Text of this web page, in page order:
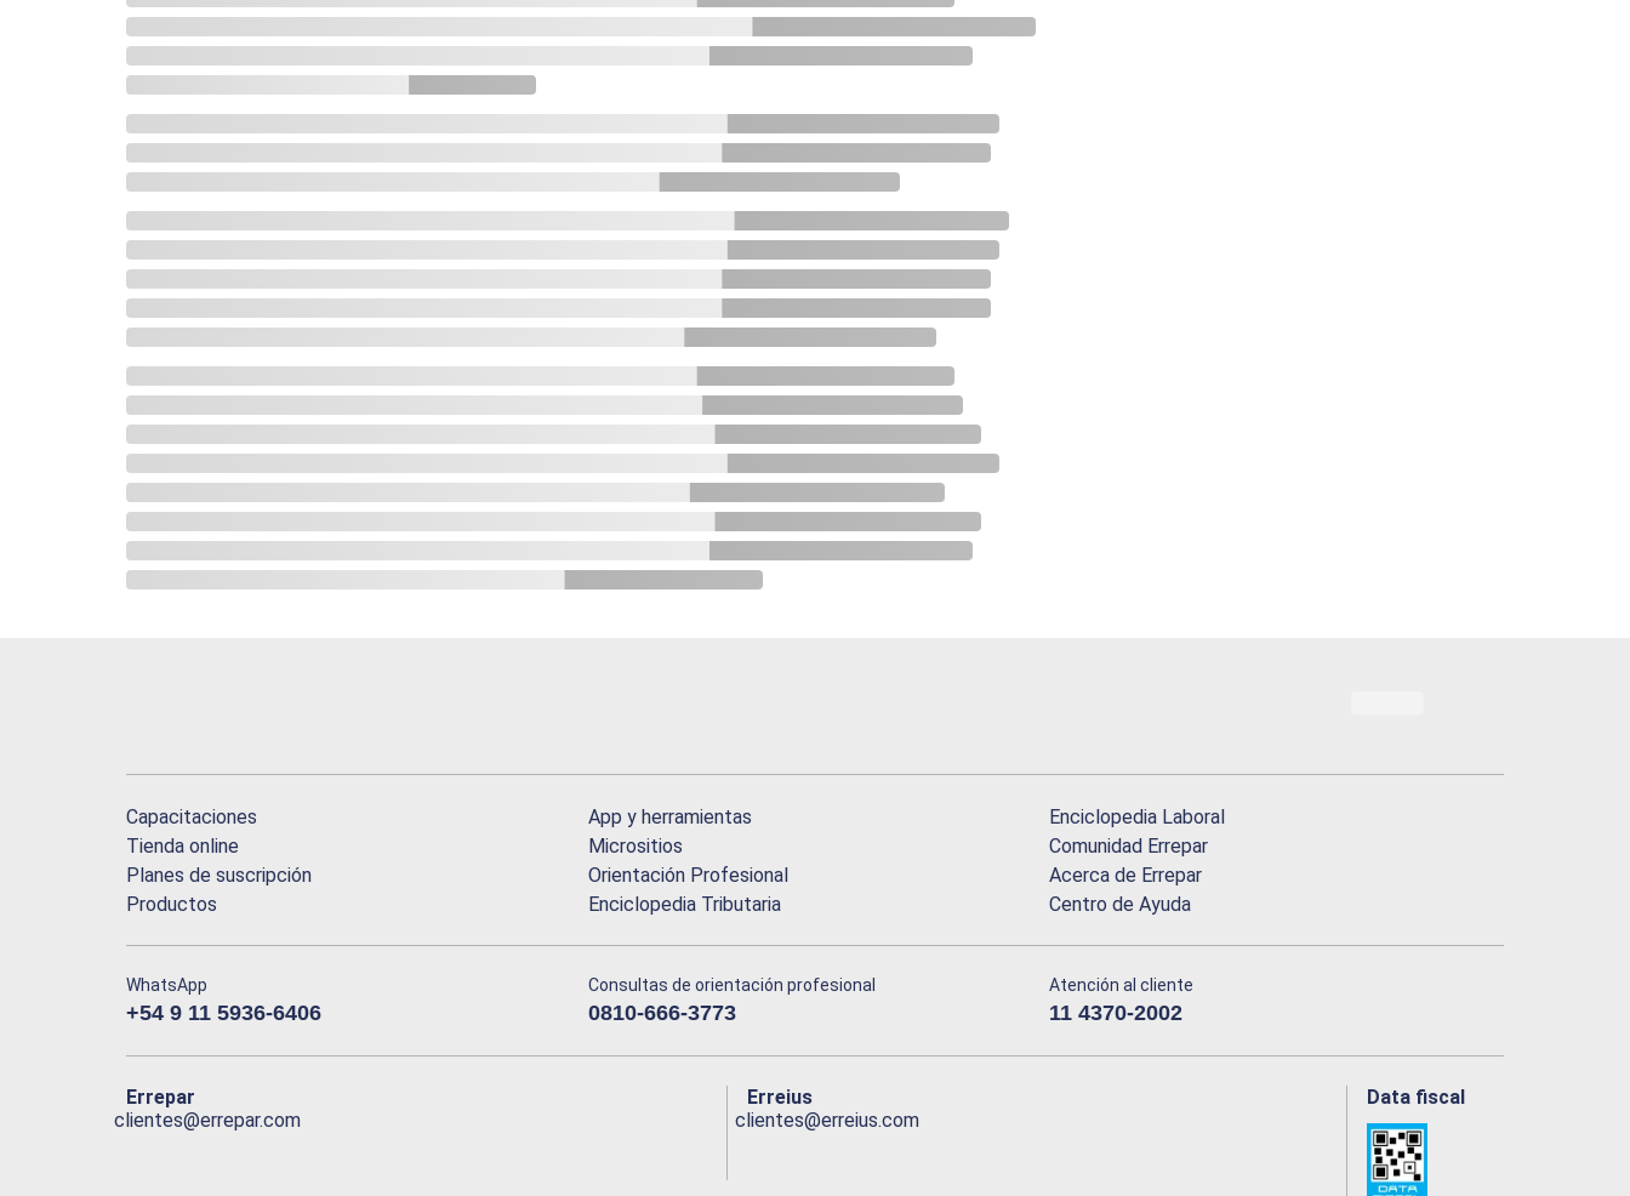
Capacitaciones
Tienda online
Planes de suscripción
Productos
App y herramientas
Micrositios
Orientación Profesional
Enciclopedia Tributaria
Enciclopedia Laboral
Comunidad Errepar
Acerca de Errepar
Centro de Ayuda
WhatsApp
+54 9 11 5936-6406
Consultas de orientación profesional
0810-666-3773
Atención al cliente
11 4370-2002
Errepar
clientes@errepar.com
Erreius
clientes@erreius.com
Data fiscal